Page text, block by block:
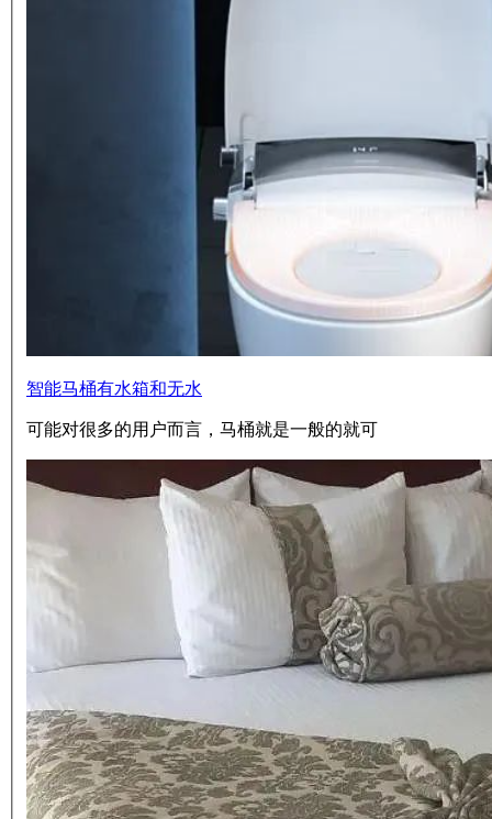
智能马桶有水箱和无水
可能对很多的用户而言，马桶就是一般的就可